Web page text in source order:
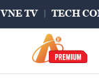
VNE TV TECH